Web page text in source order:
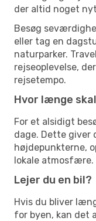
der altid noget
Besøg
eller tag en
naturparker.
rejseoplevelse,
rejsetempo.
Hvor længe
For et alsidigt
dage. Dette giver
højdepunkterne,
lokale atmosfære.
Lejer du en bil?
Hvis du bliver
for byen, kan det